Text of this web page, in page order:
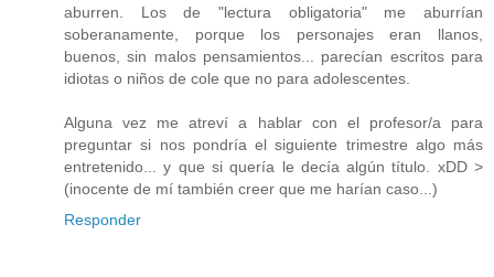
aburren. Los de "lectura obligatoria" me aburrían
soberanamente, porque los personajes eran llanos,
buenos, sin malos pensamientos... parecían escritos para
idiotas o niños de cole que no para adolescentes.
Alguna vez me atreví a hablar con el profesor/a para
preguntar si nos pondría el siguiente trimestre algo más
entretenido... y que si quería le decía algún título. xDD >
(inocente de mí también creer que me harían caso...)
Responder